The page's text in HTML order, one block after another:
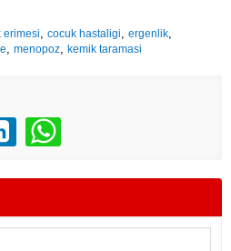
erimesi,cocuk hastaligi,ergenlik,
, menopoz, kemik taramasi